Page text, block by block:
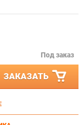
ЗАКАЗАТЬ